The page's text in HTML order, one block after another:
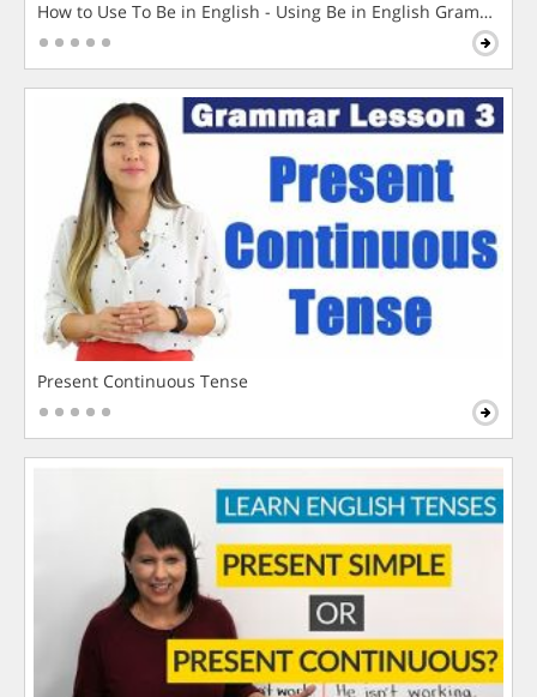
How to Use To Be in English - Using Be in English Grammar
Present Continuous Tense